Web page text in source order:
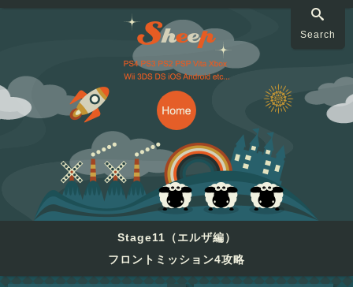
Search
Stage11（エルザ編）
フロントミッション4攻略